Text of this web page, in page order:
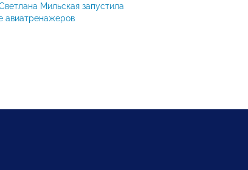
Мильская запустила
авиатренажеров